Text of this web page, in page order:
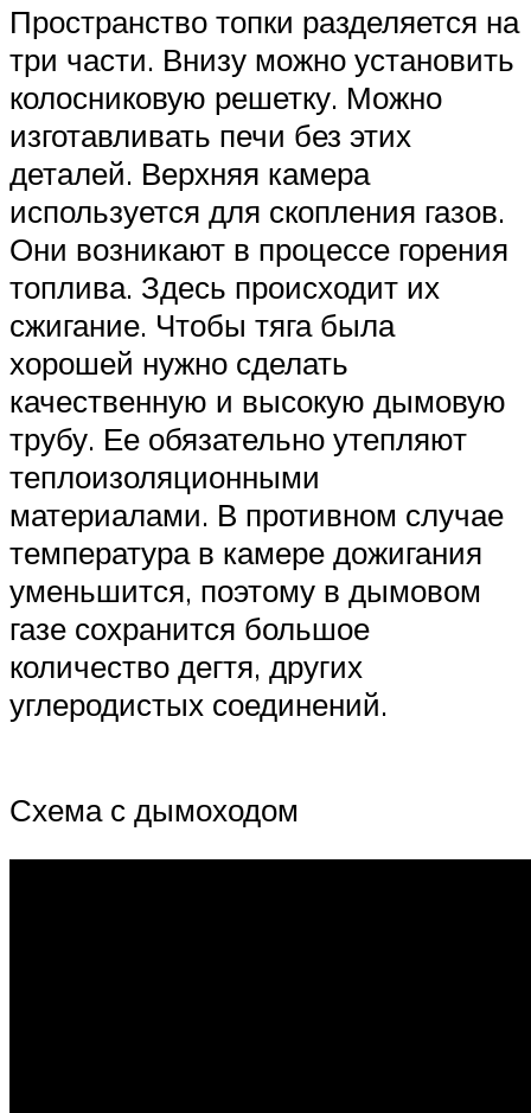
Пространство топки разделяется на
три части. Внизу можно установить
колосниковую решетку. Можно
изготавливать печи без этих
деталей. Верхняя камера
используется для скопления газов.
Они возникают в процессе горения
топлива. Здесь происходит их
сжигание. Чтобы тяга была
хорошей нужно сделать
качественную и высокую дымовую
трубу. Ее обязательно утепляют
теплоизоляционными
материалами. В противном случае
температура в камере дожигания
уменьшится, поэтому в дымовом
газе сохранится большое
количество дегтя, других
углеродистых соединений.
Схема с дымоходом